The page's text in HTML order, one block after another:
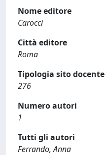
Nome editore
Carocci
Città editore
Roma
Tipologia sito docente
276
Numero autori
1
Tutti gli autori
Ferrando, Anna